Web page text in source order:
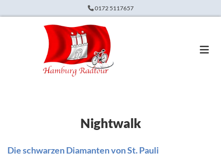
0172 5117657
Nightwalk
Die schwarzen Diamanten von St. Pauli